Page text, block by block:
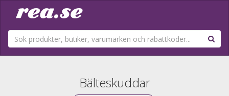
Bälteskuddar